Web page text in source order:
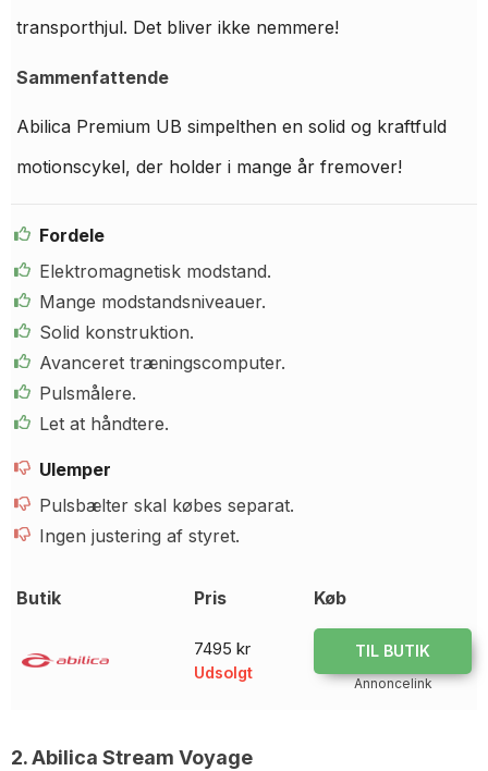
transporthjul. Det bliver ikke nemmere!
Sammenfattende
Abilica Premium UB simpelthen en solid og kraftfuld
motionscykel, der holder i mange år fremover!
Fordele
Elektromagnetisk modstand.
Mange modstandsniveauer.
Solid konstruktion.
Avanceret træningscomputer.
Pulsmålere.
Let at håndtere.
Ulemper
Pulsbælter skal købes separat.
Ingen justering af styret.
Butik Pris Køb
7495 kr
Udsolgt
TIL BUTIK
Annoncelink
2. Abilica Stream Voyage